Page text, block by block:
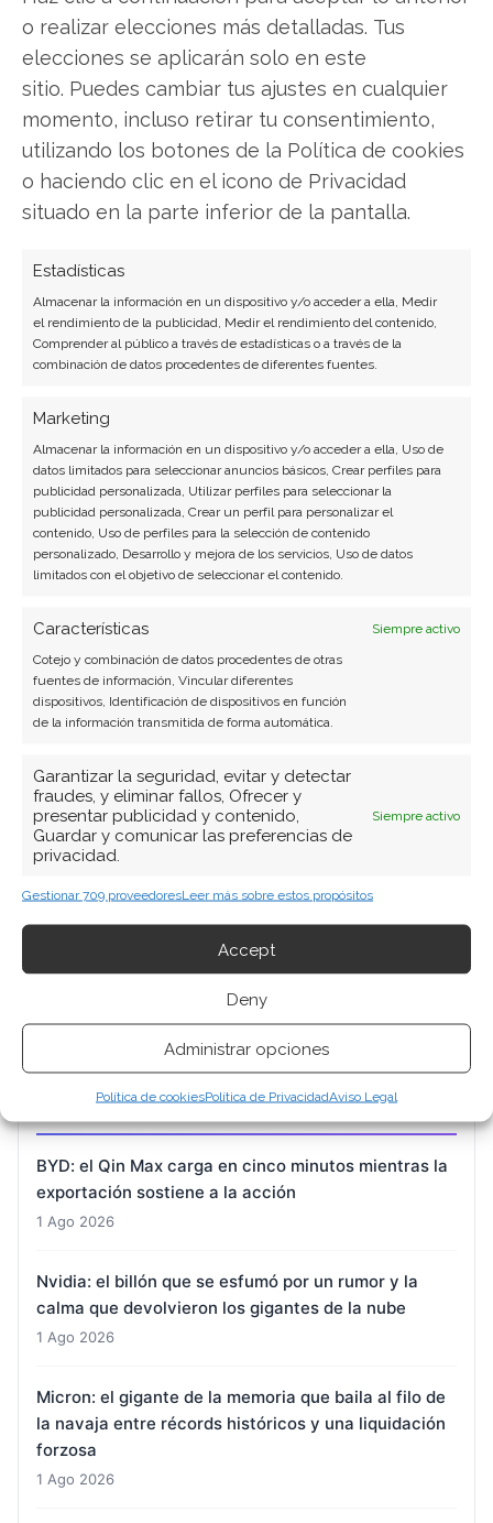
o realizar elecciones más detalladas. Tus
elecciones se aplicarán solo en este
sitio. Puedes cambiar tus ajustes en cualquier
momento, incluso retirar tu consentimiento,
utilizando los botones de la Política de cookies
o haciendo clic en el icono de Privacidad
situado en la parte inferior de la pantalla.
Estadísticas
Almacenar la información en un dispositivo y/o acceder a ella, Medir
el rendimiento de la publicidad, Medir el rendimiento del contenido,
Comprender al público a través de estadísticas o a través de la
combinación de datos procedentes de diferentes fuentes.
Marketing
Almacenar la información en un dispositivo y/o acceder a ella, Uso de
datos limitados para seleccionar anuncios básicos, Crear perfiles para
publicidad personalizada, Utilizar perfiles para seleccionar la
publicidad personalizada, Crear un perfil para personalizar el
contenido, Uso de perfiles para la selección de contenido
personalizado, Desarrollo y mejora de los servicios, Uso de datos
limitados con el objetivo de seleccionar el contenido.
Características
Siempre activo
Cotejo y combinación de datos procedentes de otras
fuentes de información, Vincular diferentes
dispositivos, Identificación de dispositivos en función
de la información transmitida de forma automática.
Garantizar la seguridad, evitar y detectar
fraudes, y eliminar fallos, Ofrecer y
presentar publicidad y contenido,
Guardar y comunicar las preferencias de
privacidad.
Siempre activo
Gestionar 709 proveedoresLeer más sobre estos propósitos
Accept
Deny
Administrar opciones
Política de cookiesPolítica de PrivacidadAviso Legal
Copiar enlace
Periodista especializada en tecnología y
transformación digital con más de 8 años de
experiencia. Experta en inteligencia artificial,
ARTÍCULOS RECIENTES
BYD: el Qin Max carga en cinco minutos mientras la
exportación sostiene a la acción
1 Ago 2026
Nvidia: el billón que se esfumó por un rumor y la
calma que devolvieron los gigantes de la nube
1 Ago 2026
Micron: el gigante de la memoria que baila al filo de
la navaja entre récords históricos y una liquidación
forzosa
1 Ago 2026